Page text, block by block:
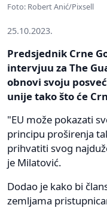
Foto: Robert Anić/Pixsell
25.10.2023.
Predsjednik Crne
intervjuu za The
obnovi svoju
unije tako što će
"EU može pokazati
principu proširenja
prihvatiti svog
je Milatović.
Dodao je kako bi
zemljama